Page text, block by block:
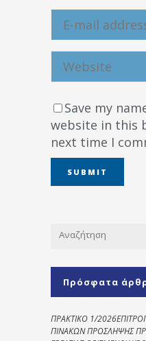
Save my
website in this
next time I
Πρόσφατα
ΠΡΑΚΤΙΚΟ 1/
ΠΙΝΑΚΩΝ ΠΡΟΣΛΗΨΗΣ